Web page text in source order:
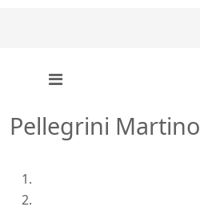
Pellegrini Martino